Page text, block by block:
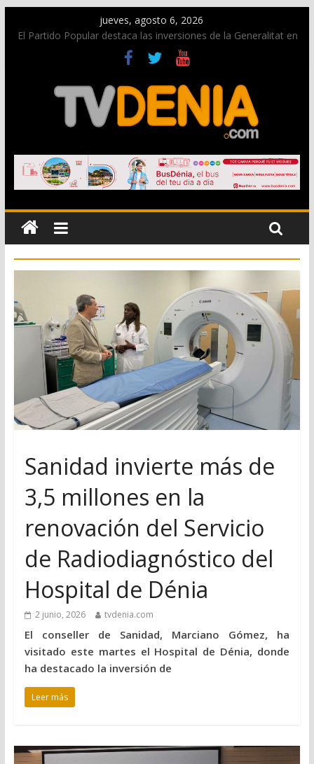
jueves, agosto 6, 2026
El Partido Popular destaca las inversiones de la Generalitat en
Dénia y la Marina Alta contempladas en los nuevos
presupuestos autonómicos
La Entraeta Festera llena de ambiente la calle Marqués de
Campo con la recepción a la Capitanía Cristiana
El XII Festival de Jazz de Dénia reunirá durante agosto a
figuras nacionales e internacionales en los Jardins de
Los Moros y Cristianos 2026 reciben las llaves de la ciudad y
dan inicio a las fiestas en Dénia
Una nueva campaña anima a la juventud a disfrutar de la
Sanidad invierte más de
3,5 millones en la
renovación del Servicio
de Radiodiagnóstico del
Hospital de Dénia
2 junio, 2026 tvdenia.com
El conseller de Sanidad, Marciano Gómez, ha
visitado este martes el Hospital de Dénia, donde
ha destacado la inversión de
Leer más